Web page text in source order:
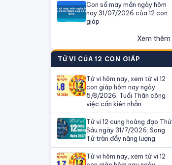
Con số may mắn ngày hôm
nay 31/07/2026 của 12 con
giáp
Xem thêm
TỬ VI CỦA 12 CON GIÁP
Tử vi hôm nay, xem tử vi 12
con giáp hôm nay ngày
5/8/2026: Tuổi Thân công
việc cần kiên nhẫn
Tử vi 12 cung hoàng đạo Thứ
Sáu ngày 31/7/2026: Song
Tử tràn đầy năng lượng
Tử vi hôm nay, xem tử vi 12